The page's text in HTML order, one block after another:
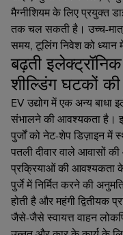
मैग्नीशियम के लिए प्रयुक्त
तक चल सकती है। उच्च-
समय, टूलिंग निवेश को ध्यान
बढ़ती
शील्डिंग घटकों
EV उद्योग में एक अन्य बाधा
संभालने की आवश्यकता है।
पुर्जों को नेट-शेप डिज़ाइन
पतली दीवार वाले आवासों
प्रक्रियाओं की आवश्यकता
पुर्जे में निर्मित करने की
होती है और महंगी द्वितीयक
जैसे-जैसे स्वायत्त वाहन